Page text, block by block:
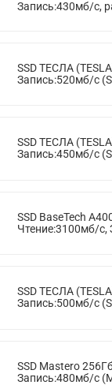
Запись:430мб/с,
SSD ТЕСЛА
Запись:520мб/с
SSD ТЕСЛА
Запись:450мб/с
SSD BaseTech
Чтение:3100мб/с,
SSD ТЕСЛА
Запись:500мб/с
SSD Mastero
Запись:480мб/с